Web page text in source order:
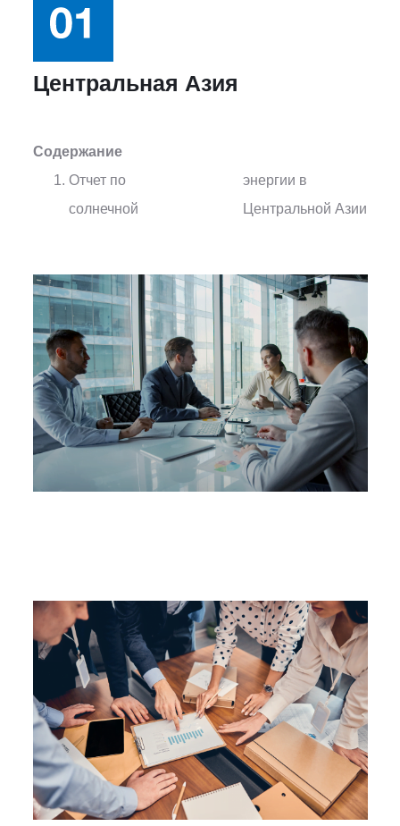
Центральная Азия
Содержание
Отчет по
солнечной
энергии в
Центральной Азии